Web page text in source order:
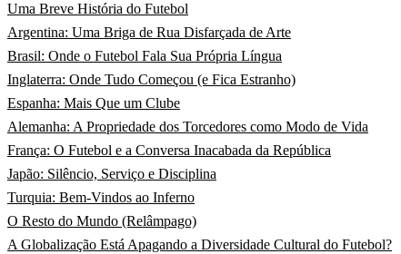
Uma Breve História do Futebol
Argentina: Uma Briga de Rua Disfarçada de Arte
Brasil: Onde o Futebol Fala Sua Própria Língua
Inglaterra: Onde Tudo Começou (e Fica Estranho)
Espanha: Mais Que um Clube
Alemanha: A Propriedade dos Torcedores como Modo de Vida
França: O Futebol e a Conversa Inacabada da República
Japão: Silêncio, Serviço e Disciplina
Turquia: Bem-Vindos ao Inferno
O Resto do Mundo (Relâmpago)
A Globalização Está Apagando a Diversidade Cultural do Futebol?